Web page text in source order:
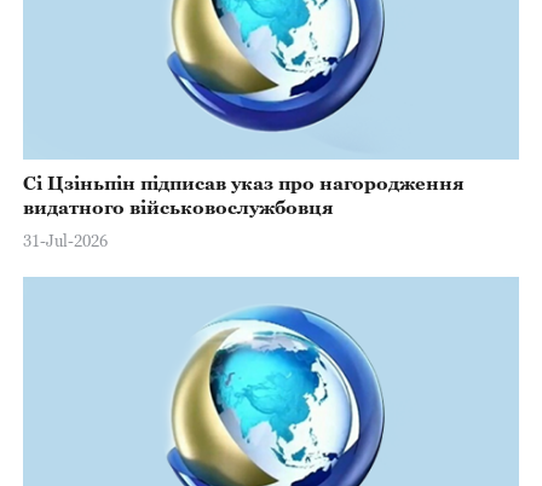
Сі Цзіньпін підписав указ про нагородження
видатного військовослужбовця
31-Jul-2026